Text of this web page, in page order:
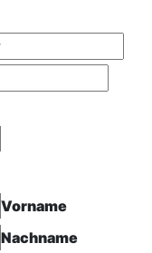
Vorname
Nachname